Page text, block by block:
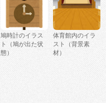
鳩時計のイラス
ト（鳩が出た状
態）
体育館内のイラ
スト（背景素
材）